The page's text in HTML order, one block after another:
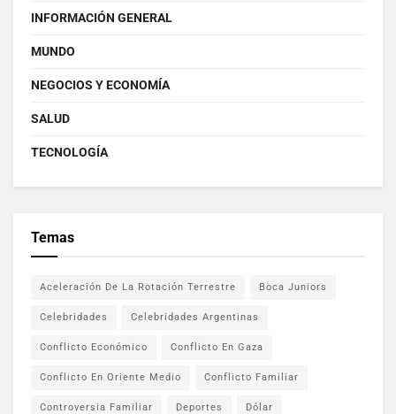
INFORMACIÓN GENERAL
MUNDO
NEGOCIOS Y ECONOMÍA
SALUD
TECNOLOGÍA
Temas
Aceleración De La Rotación Terrestre Boca Juniors
Celebridades Celebridades Argentinas
Conflicto Económico Conflicto En Gaza
Conflicto En Oriente Medio Conflicto Familiar
Controversia Familiar Deportes Dólar